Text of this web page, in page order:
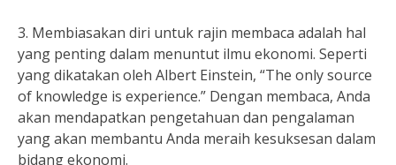
3. Membiasakan diri untuk rajin membaca adalah hal
yang penting dalam menuntut ilmu ekonomi. Seperti
yang dikatakan oleh Albert Einstein, “The only source
of knowledge is experience.” Dengan membaca, Anda
akan mendapatkan pengetahuan dan pengalaman
yang akan membantu Anda meraih kesuksesan dalam
bidang ekonomi.